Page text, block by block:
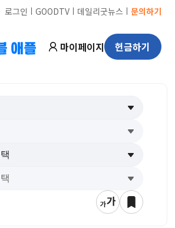
로그인 ㅣ GOODTVㅣ 데일리굿뉴스 ㅣ 문의하기
마이페이지 헌금하기